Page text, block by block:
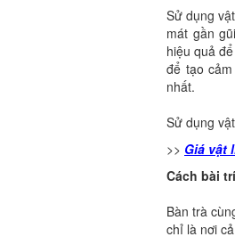
Sử dụng
mát gần
hiệu quả
để tạo
nhất.
Sử dụng
>> Giá vật
Cách bài
Bàn trà
chỉ là nơi